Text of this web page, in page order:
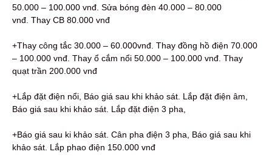
50.000 – 100.000 vnđ. Sửa bóng đèn 40.000 – 80.000
vnđ. Thay CB 80.000 vnđ
+Thay công tắc 30.000 – 60.000vnđ. Thay đồng hồ điện 70.000
– 100.000 vnđ. Thay ổ cắm nổi 50.000 – 100.000 vnđ. Thay
quạt trần 200.000 vnđ
+Lắp đặt điện nổi, Báo giá sau khi khảo sát. Lắp đặt điện âm,
Báo giá sau khi khảo sát. Lắp đặt điện 3 pha,
+Báo giá sau ki khảo sát. Cân pha điện 3 pha, Báo giá sau khi
khảo sát. Lắp phao điện 150.000 vnđ